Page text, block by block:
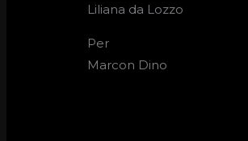
Liliana da Lozzo
Per
Marcon Dino